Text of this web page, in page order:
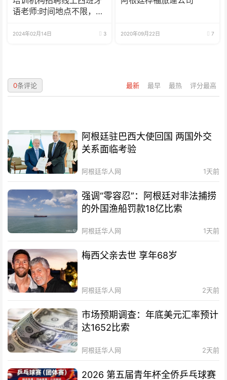
语老师:时间地点不限，可
2024年02月14日 3 2020年09月22日 7
最新 最早 最热 评分最高
0条评论
阿根廷驻巴西大使回国 两国外交
关系面临考验
阿根廷华人网 1天前
强调“零容忍”：阿根廷对非法捕捞
的外国渔船罚款18亿比索
阿根廷华人网 1天前
梅西父亲去世 享年68岁
阿根廷华人网 2天前
市场预期调查：年底美元汇率预计
达1652比索
阿根廷华人网 2天前
2026 第五届青年杯全侨乒乓球赛